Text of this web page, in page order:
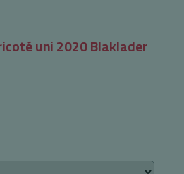
uni 2020 Blaklader